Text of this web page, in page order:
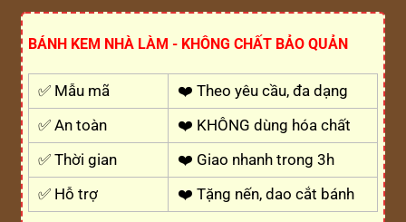
BÁNH KEM NHÀ LÀM - KHÔNG CHẤT BẢO QUẢN
✅ Mẫu mã
❤️ Theo yêu cầu, đa dạng
✅ An toàn
❤️ KHÔNG dùng hóa chất
✅ Thời gian
❤️ Giao nhanh trong 3h
✅ Hỗ trợ
❤️ Tặng nến, dao cắt bánh